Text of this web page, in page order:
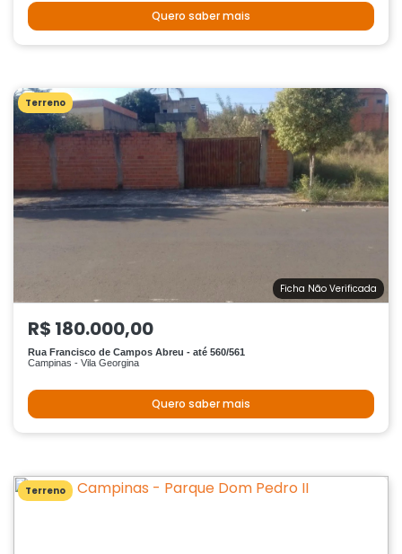
Quero saber mais
Terreno
Ficha Não Verificada
R$ 180.000,00
Rua Francisco de Campos Abreu - até 560/561
Campinas - Vila Georgina
Quero saber mais
Terreno